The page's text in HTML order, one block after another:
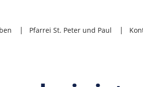
Pfarrei St. Peter und Paul